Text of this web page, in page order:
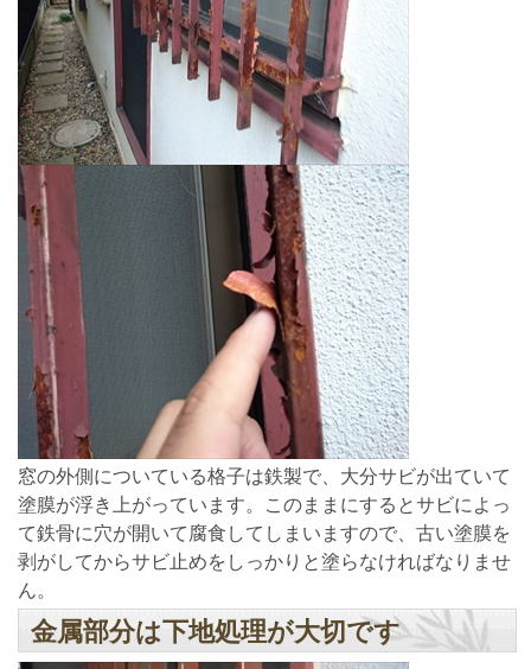
窓の外側についている格子は鉄製で、大分サビが出ていて
塗膜が浮き上がっています。このままにするとサビによっ
て鉄骨に穴が開いて腐食してしまいますので、古い塗膜を
剥がしてからサビ止めをしっかりと塗らなければなりませ
ん。
金属部分は下地処理が大切です